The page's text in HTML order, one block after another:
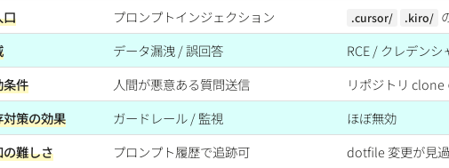
口
プロンプトインジェクション .cursor/ .kiro/
データ漏洩 / 誤回答
RCE / クレデンシ
条件
人間が悪意ある質問送信
リポジトリ clone
対策の効果
ガードレール / 監視
ほぼ無効
の難しさ
プロンプト履歴で追跡可
dotfile 変更が見